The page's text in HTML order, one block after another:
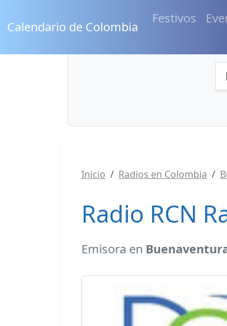
Calendario de Colombia
Festivos
Inicio Radios en Colombia
Radio RCN
Emisora en